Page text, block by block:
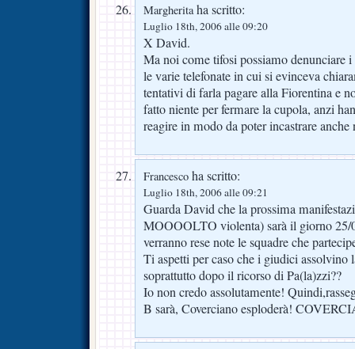
Margheritaha scritto:
Luglio 18th, 2006 alle 09:20
X David.
Ma noi come tifosi possiamo denunciare
le varie telefonate in cui si evinceva
tentativi di farla pagare alla Fiorentina e
fatto niente per fermare la cupola, anzi
reagire in modo da poter incastrare anche
Francesco ha scritto:
Luglio 18th, 2006 alle 09:21
Guarda David che la prossima
MOOOOLTO violenta) sarà il giorno
verranno rese note le squadre che
Ti aspetti per caso che i giudici assolvino
soprattutto dopo il ricorso di Pa(la)zzi??
Io non credo assolutamente!
B sarà, Coverciano esploderà!